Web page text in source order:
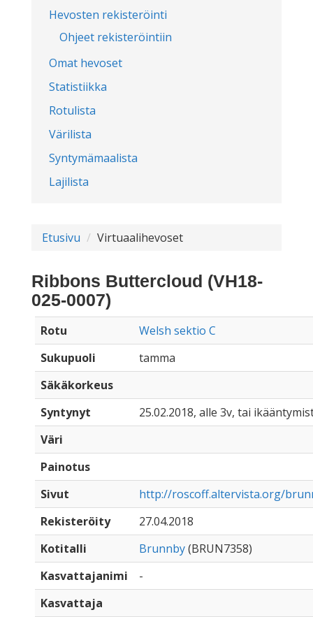
Hevosten rekisteröinti
Ohjeet rekisteröintiin
Omat hevoset
Statistiikka
Rotulista
Värilista
Syntymämaalista
Lajilista
Etusivu Virtuaalihevoset
Ribbons Buttercloud (VH18-
025-0007)
Rotu
Welsh sektio C
Sukupuoli
tamma
Säkäkorkeus
Syntynyt
25.02.2018, alle 3v, tai
Väri
Painotus
Sivut
http://roscoff.altervista.org/
Rekisteröity
27.04.2018
Kotitalli
Brunnby(BRUN7358)
Kasvattajanimi
-
Kasvattaja